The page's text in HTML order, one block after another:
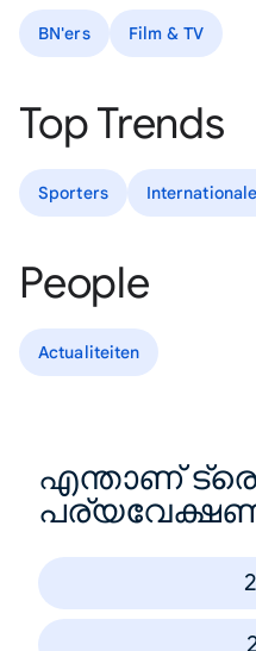
BN'ers Film & TV
Top Trends
Sporters
People
Actualiteiten
എന്താണ്